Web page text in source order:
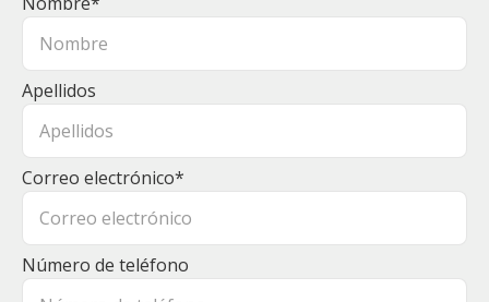
Apellidos
Correo electrónico*
Número de teléfono